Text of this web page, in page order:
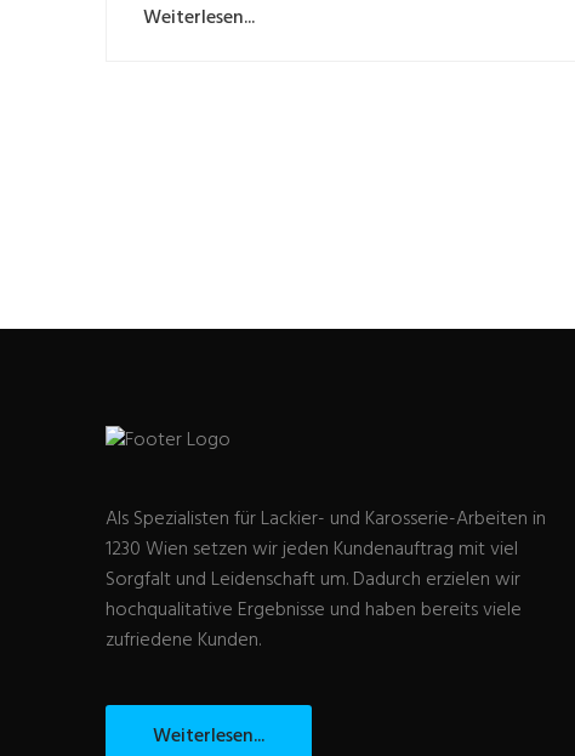
Weiterlesen...
Als Spezialisten für Lackier- und Karosserie-Arbeiten in
1230 Wien setzen wir jeden Kundenauftrag mit viel
Sorgfalt und Leidenschaft um. Dadurch erzielen wir
hochqualitative Ergebnisse und haben bereits viele
zufriedene Kunden.
Weiterlesen...